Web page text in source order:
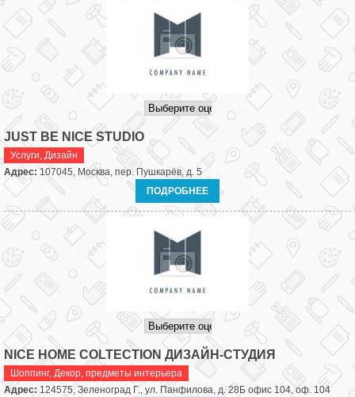
JUST BE NICE STUDIO
Услуги, Дизайн
Адрес: 107045, Москва, пер. Пушкарёв, д. 5
ПОДРОБНЕЕ
NICE HOME COLTECTION ДИЗАЙН-СТУДИЯ
Шоппинг, Декор, предметы интерьера
Адрес:124575, Зеленоград Г., ул. Панфилова, д. 28Б офис 104, оф. 104